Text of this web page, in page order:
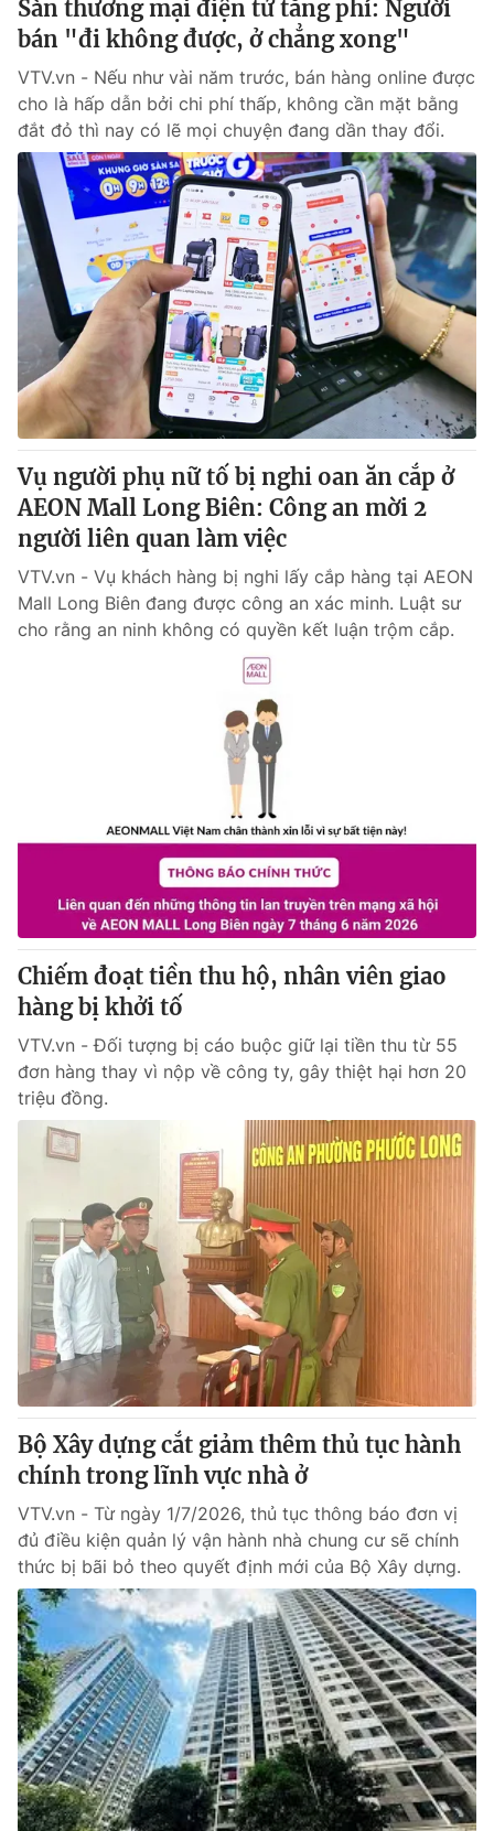
Liên hệ tòa soạn English
THỜI BÁO VTV
Theo dõi báo trên
Cơ quan chủ quản:Đài Truyền hình Việt Nam
Cơ quan báo chí: Thời báo VTV
Giấy phép hoạt động báo in và báo điện tử số 483/GP-BTTTT
cấp ngày 29/12/2023
Tổng Biên tập:
Vũ Thanh Thủy
Phó Tổng Biên tập:Nguyễn Thị Mỹ Hạnh, Phạm Quốc Thắng,
Nguyễn Trọng Ninh
Tổng đài VTV:024.38 355 931 - 024.38 355 932
Ðiện thoại Thời báo VTV:024.66 897 897
toasoan@vtv.vn
Liên hệ quảng cáo:024-7300.7108
® Cấm sao chép dưới mọi hình thức nếu không có sự chấp
thuận bằng văn bản. Ghi rõ nguồn VTV.vn khi phát hành lại
thông tin từ website này.
Sàn thương mại điện tử tăng phí: Người
bán "đi không được, ở chẳng xong"
VTV.vn - Nếu như vài năm trước, bán hàng online được
cho là hấp dẫn bởi chi phí thấp, không cần mặt bằng
đắt đỏ thì nay có lẽ mọi chuyện đang dần thay đổi.
Vụ người phụ nữ tố bị nghi oan ăn cắp ở
AEON Mall Long Biên: Công an mời 2
người liên quan làm việc
VTV.vn - Vụ khách hàng bị nghi lấy cắp hàng tại AEON
Mall Long Biên đang được công an xác minh. Luật sư
cho rằng an ninh không có quyền kết luận trộm cắp.
Chiếm đoạt tiền thu hộ, nhân viên giao
hàng bị khởi tố
VTV.vn - Đối tượng bị cáo buộc giữ lại tiền thu từ 55
đơn hàng thay vì nộp về công ty, gây thiệt hại hơn 20
triệu đồng.
Bộ Xây dựng cắt giảm thêm thủ tục hành
chính trong lĩnh vực nhà ở
VTV.vn - Từ ngày 1/7/2026, thủ tục thông báo đơn vị
đủ điều kiện quản lý vận hành nhà chung cư sẽ chính
thức bị bãi bỏ theo quyết định mới của Bộ Xây dựng.